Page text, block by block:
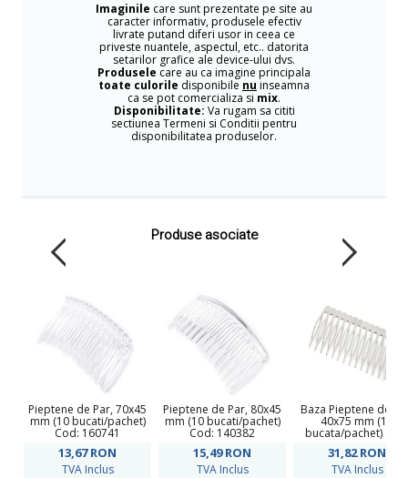
Imaginile care sunt prezentate pe site au
caracter informativ, produsele efectiv
livrate putand diferi usor in ceea ce
priveste nuantele, aspectul, etc.. datorita
setarilor grafice ale device-ului dvs.
Produsele care au ca imagine principala
toate culorile disponibile nu inseamna
ca se pot comercializa si mix.
Disponibilitate: Va rugam sa cititi
sectiunea Termeni si Conditii pentru
disponibilitatea produselor.
Produse asociate
Pieptene de Par, 70x45
mm (10 bucati/pachet)
Cod: 160741
13,67RON
TVA Inclus
Pieptene de Par, 80x45
mm (10 bucati/pachet)
Cod: 140382
15,49RON
TVA Inclus
Baza Pieptene de
40x75 mm (10
bucata/pachet)
31,82RON
TVA Inclus